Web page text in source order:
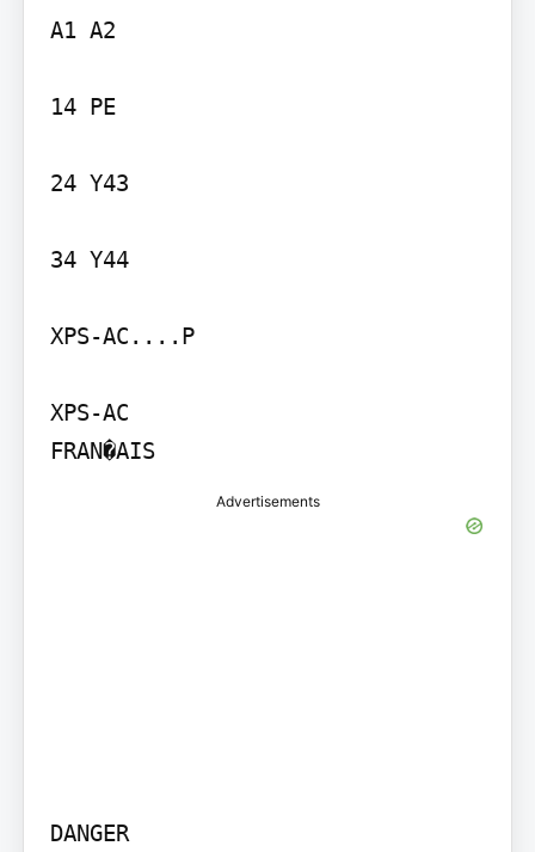
A1 A2
14 PE
24 Y43
34 Y44
XPS-AC....P
XPS-AC
FRAN�AIS
Advertisements
DANGER